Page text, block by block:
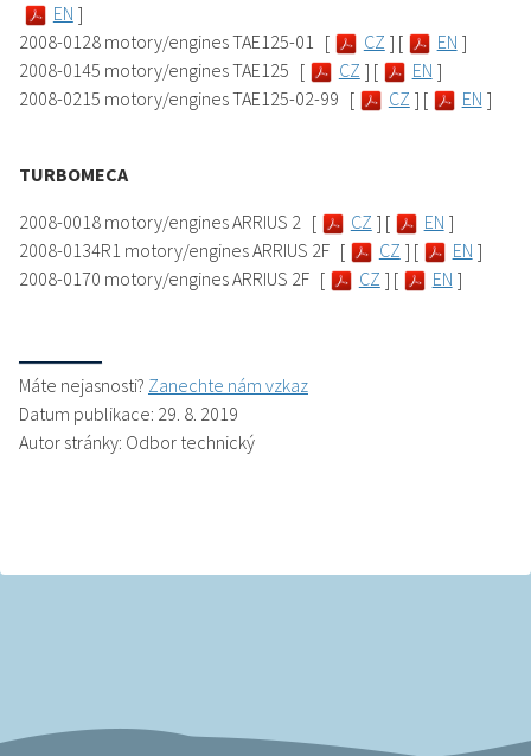
EN ]
2008-0128 motory/engines TAE125-01 [
CZ ] [ EN ]
2008-0145 motory/engines TAE125 [
CZ ] [ EN ]
2008-0215 motory/engines TAE125-02-99 [
CZ ] [ EN ]
TURBOMECA
2008-0018 motory/engines ARRIUS 2 [
CZ ] [ EN ]
2008-0134R1 motory/engines ARRIUS 2F [
CZ ] [ EN ]
2008-0170 motory/engines ARRIUS 2F [
CZ ] [ EN ]
Máte nejasnosti? Zanechte nám vzkaz
Datum publikace: 29. 8. 2019
Autor stránky: Odbor technický